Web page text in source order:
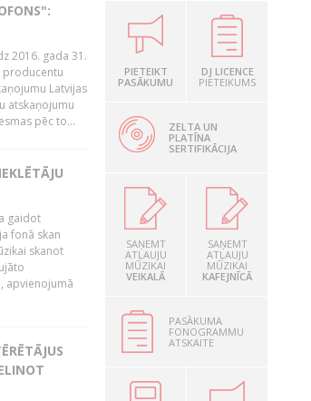
2016. gada 31.
producentu
Latvijas
atskaņojumu
pēc to...
gaidot
fonā skan
skanot
apvienojumā
PIETEIKT
PASĀKUMU
DJ LICENCE
PIETEIKUMS
ZELTA UN
PLATĪNA
SERTIFIKĀCIJA
SAŅEMT
ATĻAUJU
MŪZIKAI
VEIKALĀ
SAŅEMT
ATĻAUJU
MŪZIKAI
KAFEJNĪCĀ
PASĀKUMA
FONOGRAMMU
ATSKAITE